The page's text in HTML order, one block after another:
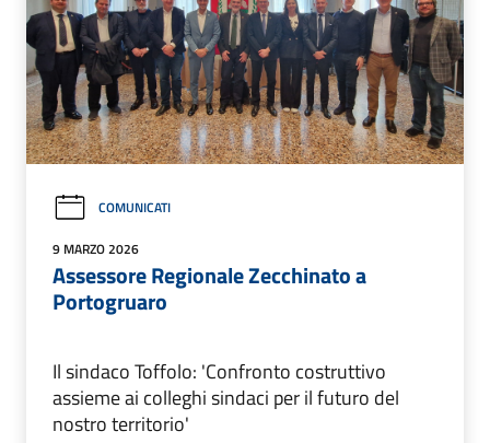
COMUNICATI
9 MARZO 2026
Assessore Regionale Zecchinato a
Portogruaro
Il sindaco Toffolo: 'Confronto costruttivo
assieme ai colleghi sindaci per il futuro del
nostro territorio'